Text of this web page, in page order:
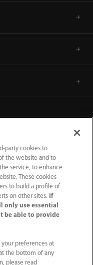
｜Aviso cookies
party cookies to
the website and to
service, to enhance
These cookies
to build a profile of
on other sites.
If
only use essential
be able to provide
preferences at
the bottom of any
please read